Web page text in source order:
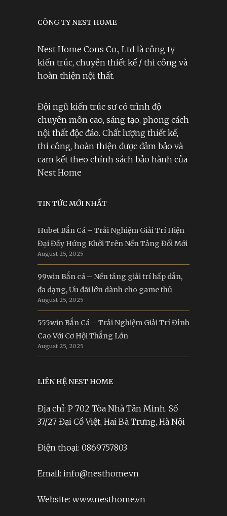
CÔNG TY NEST HOME
Nest Home Cons Co., Ltd là công ty
kiến trúc, chuyên thiết kế / thi công và
hoàn thiện nội thất.
Đội ngũ kiến trúc sư có trình độ
chuyên môn cao, sáng tạo, phong cách
nội thất độc đáo. Chất lượng thiết kế,
thi công, hoàn thiện được đảm bảo và
cam kết theo chính sách bảo hành của
Nest Home
TIN TỨC MỚI NHẤT
Hubet Bắn Cá – Trải Nghiệm Giải Trí Hiện
Đại Đầy Hứng Khởi Trên Nền Tảng Đổi Mới
August 25, 2025
99win Bắn cá – Nền tảng giải trí hấp dẫn,
đa dạng, Ưu đãi lớn dành cho game thủ
August 25, 2025
555win Bắn Cá – Trải Nghiệm Giải Trí Đỉnh
Cao Với Cơ Hội Thắng Lớn
August 25, 2025
LIÊN HỆ NEST HOME
Địa chỉ: P 702 Tòa Nhà Tân Minh. Số
37/27 Đại Cồ Việt, Hai Bà Trưng, Hà Nội
Điện thoại: 0869757803
Email: info@nesthome.vn
Website: www.nesthome.vn